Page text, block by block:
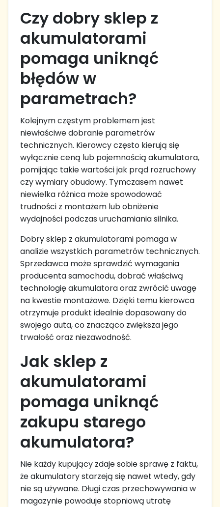
Czy dobry sklep z
akumulatorami
pomaga uniknąć
błędów w
parametrach?
Kolejnym częstym problemem jest
niewłaściwe dobranie parametrów
technicznych. Kierowcy często kierują się
wyłącznie ceną lub pojemnością akumulatora,
pomijając takie wartości jak prąd rozruchowy
czy wymiary obudowy. Tymczasem nawet
niewielka różnica może spowodować
trudności z montażem lub obniżenie
wydajności podczas uruchamiania silnika.
Dobry sklep z akumulatorami pomaga w
analizie wszystkich parametrów technicznych.
Sprzedawca może sprawdzić wymagania
producenta samochodu, dobrać właściwą
technologię akumulatora oraz zwrócić uwagę
na kwestie montażowe. Dzięki temu kierowca
otrzymuje produkt idealnie dopasowany do
swojego auta, co znacząco zwiększa jego
trwałość oraz niezawodność.
Jak sklep z
akumulatorami
pomaga uniknąć
zakupu starego
akumulatora?
Nie każdy kupujący zdaje sobie sprawę z faktu,
że akumulatory starzeją się nawet wtedy, gdy
nie są używane. Długi czas przechowywania w
magazynie powoduje stopniową utratę